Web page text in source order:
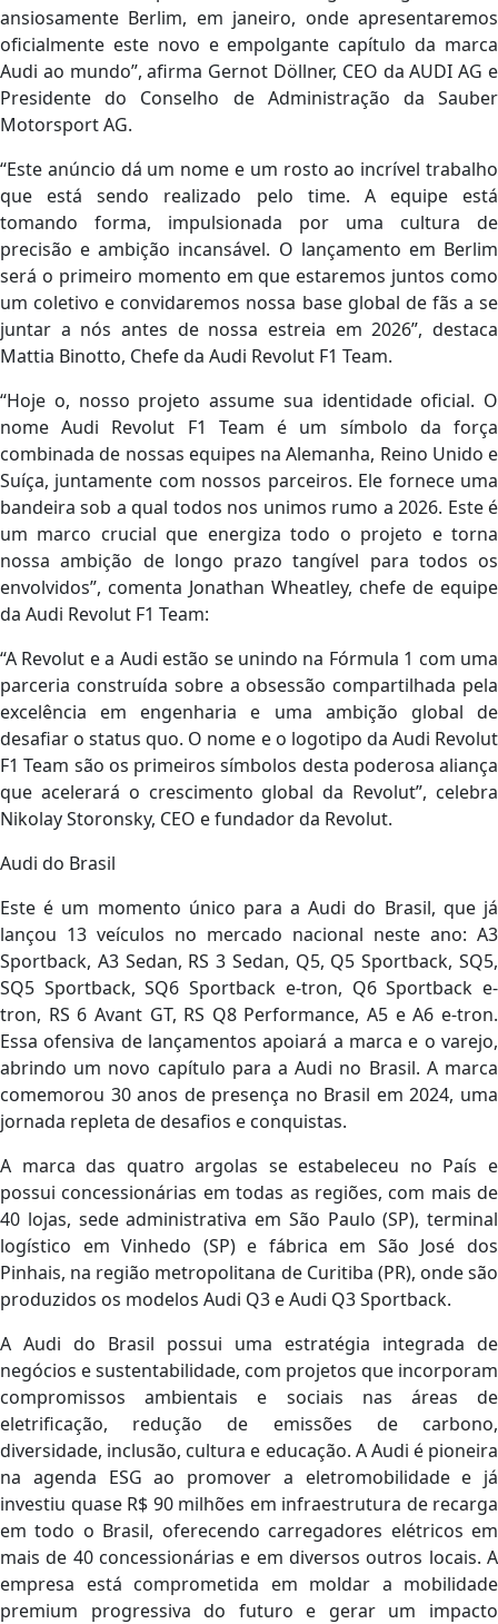
ansiosamente Berlim, em janeiro, onde apresentaremos
oficialmente este novo e empolgante capítulo da marca
Audi ao mundo”, afirma Gernot Döllner, CEO da AUDI AG e
Presidente do Conselho de Administração da Sauber
Motorsport AG.
“Este anúncio dá um nome e um rosto ao incrível trabalho
que está sendo realizado pelo time. A equipe está
tomando forma, impulsionada por uma cultura de
precisão e ambição incansável. O lançamento em Berlim
será o primeiro momento em que estaremos juntos como
um coletivo e convidaremos nossa base global de fãs a se
juntar a nós antes de nossa estreia em 2026”, destaca
Mattia Binotto, Chefe da Audi Revolut F1 Team.
“Hoje o, nosso projeto assume sua identidade oficial. O
nome Audi Revolut F1 Team é um símbolo da força
combinada de nossas equipes na Alemanha, Reino Unido e
Suíça, juntamente com nossos parceiros. Ele fornece uma
bandeira sob a qual todos nos unimos rumo a 2026. Este é
um marco crucial que energiza todo o projeto e torna
nossa ambição de longo prazo tangível para todos os
envolvidos”, comenta Jonathan Wheatley, chefe de equipe
da Audi Revolut F1 Team:
“A Revolut e a Audi estão se unindo na Fórmula 1 com uma
parceria construída sobre a obsessão compartilhada pela
excelência em engenharia e uma ambição global de
desafiar o status quo. O nome e o logotipo da Audi Revolut
F1 Team são os primeiros símbolos desta poderosa aliança
que acelerará o crescimento global da Revolut”, celebra
Nikolay Storonsky, CEO e fundador da Revolut.
Audi do Brasil
Este é um momento único para a Audi do Brasil, que já
lançou 13 veículos no mercado nacional neste ano: A3
Sportback, A3 Sedan, RS 3 Sedan, Q5, Q5 Sportback, SQ5,
SQ5 Sportback, SQ6 Sportback e-tron, Q6 Sportback e-
tron, RS 6 Avant GT, RS Q8 Performance, A5 e A6 e-tron.
Essa ofensiva de lançamentos apoiará a marca e o varejo,
abrindo um novo capítulo para a Audi no Brasil. A marca
comemorou 30 anos de presença no Brasil em 2024, uma
jornada repleta de desafios e conquistas.
A marca das quatro argolas se estabeleceu no País e
possui concessionárias em todas as regiões, com mais de
40 lojas, sede administrativa em São Paulo (SP), terminal
logístico em Vinhedo (SP) e fábrica em São José dos
Pinhais, na região metropolitana de Curitiba (PR), onde são
produzidos os modelos Audi Q3 e Audi Q3 Sportback.
A Audi do Brasil possui uma estratégia integrada de
negócios e sustentabilidade, com projetos que incorporam
compromissos ambientais e sociais nas áreas de
eletrificação, redução de emissões de carbono,
diversidade, inclusão, cultura e educação. A Audi é pioneira
na agenda ESG ao promover a eletromobilidade e já
investiu quase R$ 90 milhões em infraestrutura de recarga
em todo o Brasil, oferecendo carregadores elétricos em
mais de 40 concessionárias e em diversos outros locais. A
empresa está comprometida em moldar a mobilidade
premium progressiva do futuro e gerar um impacto